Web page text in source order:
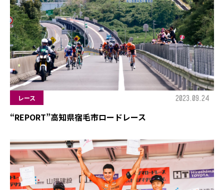
レース 2023.09.24
“REPORT”高知県宿毛市ロードレース